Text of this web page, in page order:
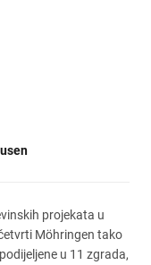
projekata u
Möhringen tako
u 11 zgrada,